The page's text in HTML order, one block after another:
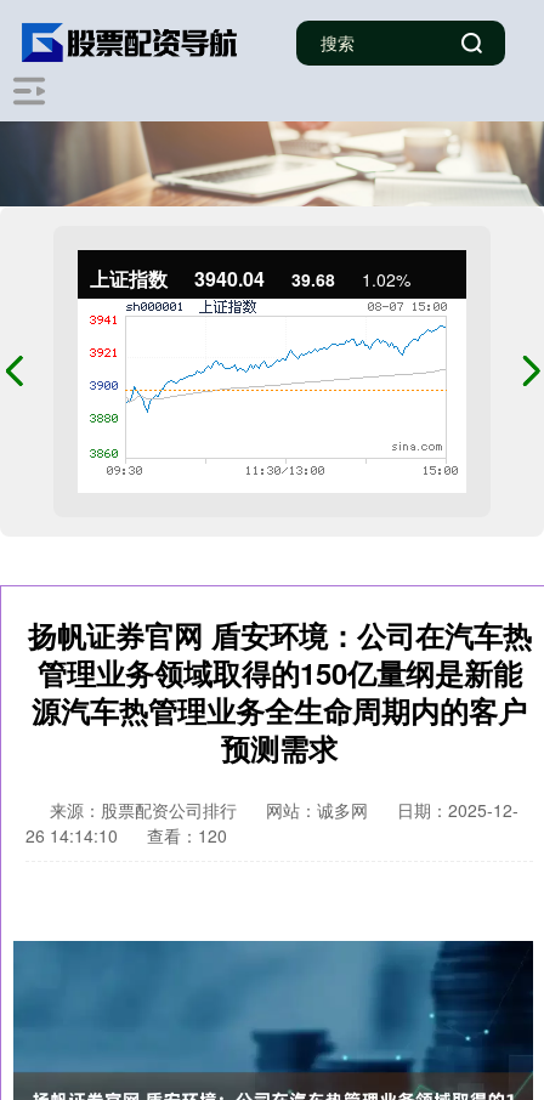
上证指数 3940.04 39.68 1.02%
扬帆证券官网 盾安环境：公司在汽车热
管理业务领域取得的150亿量纲是新能
源汽车热管理业务全生命周期内的客户
预测需求
来源：股票配资公司排行 网站：诚多网
日期：2025-12-
26 14:14:10
查看：120